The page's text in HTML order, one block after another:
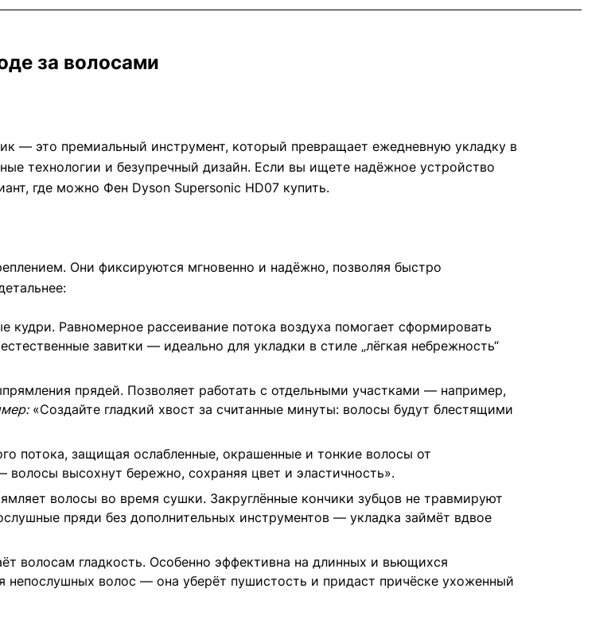
за волосами
— это премиальный инструмент, который превращает ежедневную укладку в
технологии и безупречный дизайн. Если вы ищете надёжное устройство
где можно Фен Dyson Supersonic HD07 купить.
Они фиксируются мгновенно и надёжно, позволяя быстро
кудри. Равномерное рассеивание потока воздуха помогает сформировать
завитки — идеально для укладки в стиле „лёгкая небрежность“
прядей. Позволяет работать с отдельными участками — например,
«Создайте гладкий хвост за считанные минуты: волосы будут блестящими
потока, защищая ослабленные, окрашенные и тонкие волосы от
высохнут бережно, сохраняя цвет и эластичность».
волосы во время сушки. Закруглённые кончики зубцов не травмируют
пряди без дополнительных инструментов — укладка займёт вдвое
волосам гладкость. Особенно эффективна на длинных и вьющихся
непослушных волос — она уберёт пушистость и придаст причёске ухоженный